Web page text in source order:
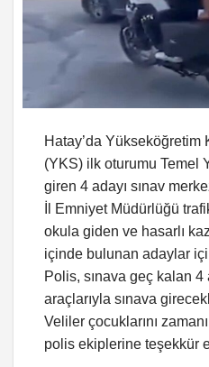
Hatay’da Yükseköğretim
(YKS) ilk oturumu Temel
giren 4 adayı sınav
İl Emniyet Müdürlüğü
okula giden ve hasarlı
içinde bulunan adaylar
Polis, sınava geç kalan
araçlarıyla sınava
Veliler çocuklarını
polis ekiplerine teşekkür